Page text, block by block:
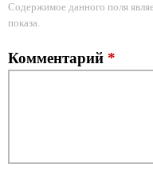
Содержимое данного поля
показа.
Комментарий *